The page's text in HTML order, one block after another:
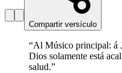
Compartir versículo
“Al Músico principal: á
Dios solamente está
salud.”